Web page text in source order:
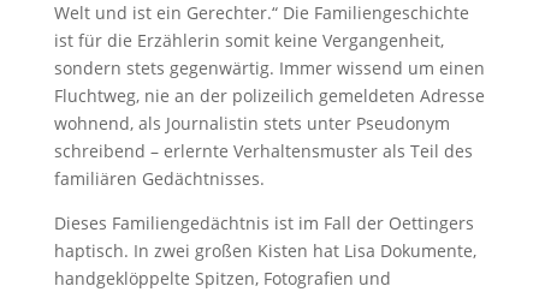
Welt und ist ein Gerechter.“ Die Familiengeschichte
ist für die Erzählerin somit keine Vergangenheit,
sondern stets gegenwärtig. Immer wissend um einen
Fluchtweg, nie an der polizeilich gemeldeten Adresse
wohnend, als Journalistin stets unter Pseudonym
schreibend – erlernte Verhaltensmuster als Teil des
familiären Gedächtnisses.
Dieses Familiengedächtnis ist im Fall der Oettingers
haptisch. In zwei großen Kisten hat Lisa Dokumente,
handgeklöppelte Spitzen, Fotografien und